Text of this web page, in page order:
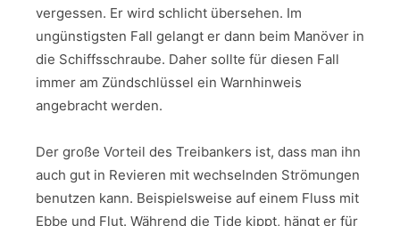
vergessen. Er wird schlicht übersehen. Im
ungünstigsten Fall gelangt er dann beim Manöver in
die Schiffsschraube. Daher sollte für diesen Fall
immer am Zündschlüssel ein Warnhinweis
angebracht werden.
Der große Vorteil des Treibankers ist, dass man ihn
auch gut in Revieren mit wechselnden Strömungen
benutzen kann. Beispielsweise auf einem Fluss mit
Ebbe und Flut. Während die Tide kippt, hängt er für